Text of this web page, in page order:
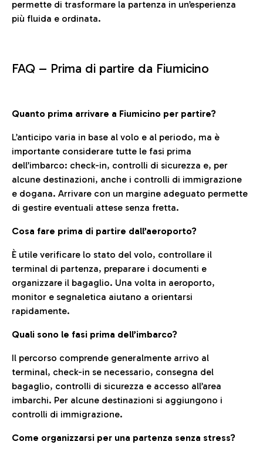
permette di trasformare la partenza in un’esperienza
più fluida e ordinata.
FAQ – Prima di partire da Fiumicino
Quanto prima arrivare a Fiumicino per partire?
L’anticipo varia in base al volo e al periodo, ma è
importante considerare tutte le fasi prima
dell’imbarco: check-in, controlli di sicurezza e, per
alcune destinazioni, anche i controlli di immigrazione
e dogana. Arrivare con un margine adeguato permette
di gestire eventuali attese senza fretta.
Cosa fare prima di partire dall’aeroporto?
È utile verificare lo stato del volo, controllare il
terminal di partenza, preparare i documenti e
organizzare il bagaglio. Una volta in aeroporto,
monitor e segnaletica aiutano a orientarsi
rapidamente.
Quali sono le fasi prima dell’imbarco?
Il percorso comprende generalmente arrivo al
terminal, check-in se necessario, consegna del
bagaglio, controlli di sicurezza e accesso all’area
imbarchi. Per alcune destinazioni si aggiungono i
controlli di immigrazione.
Come organizzarsi per una partenza senza stress?